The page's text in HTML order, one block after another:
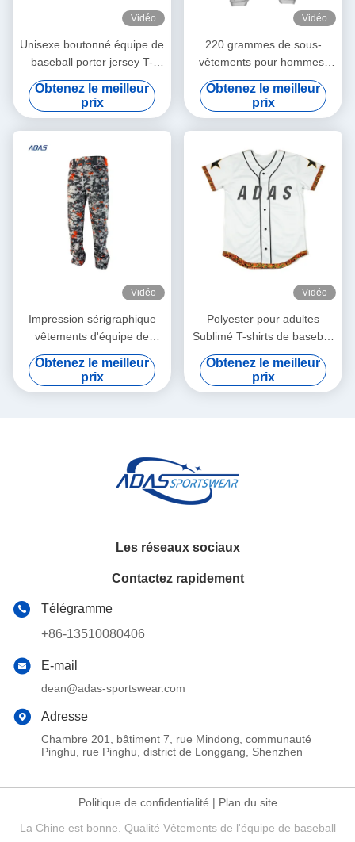
Vidéo
Unisexe boutonné équipe de
baseball porter jersey T-
shirts polyester respirant
personnalisé
Obtenez le meilleur
prix
Vidéo
220 grammes de sous-
vêtements pour hommes,
pantalon de base-ball,
broderie, antibactérien
Obtenez le meilleur
prix
Vidéo
Impression sérigraphique
vêtements d'équipe de
baseball pour hommes,
imprimé intégral, broderie,
couleur graphite
Obtenez le meilleur
prix
Vidéo
Polyester pour adultes
Sublimé T-shirts de baseball
à manches courtes
personnalisé
Obtenez le meilleur
prix
Les réseaux sociaux
Contactez rapidement
Télégramme
+86-13510080406
E-mail
dean@adas-sportswear.com
Adresse
Chambre 201, bâtiment 7, rue Mindong, communauté
Pinghu, rue Pinghu, district de Longgang, Shenzhen
Politique de confidentialité | Plan du site
La Chine est bonne. Qualité Vêtements de l'équipe de baseball